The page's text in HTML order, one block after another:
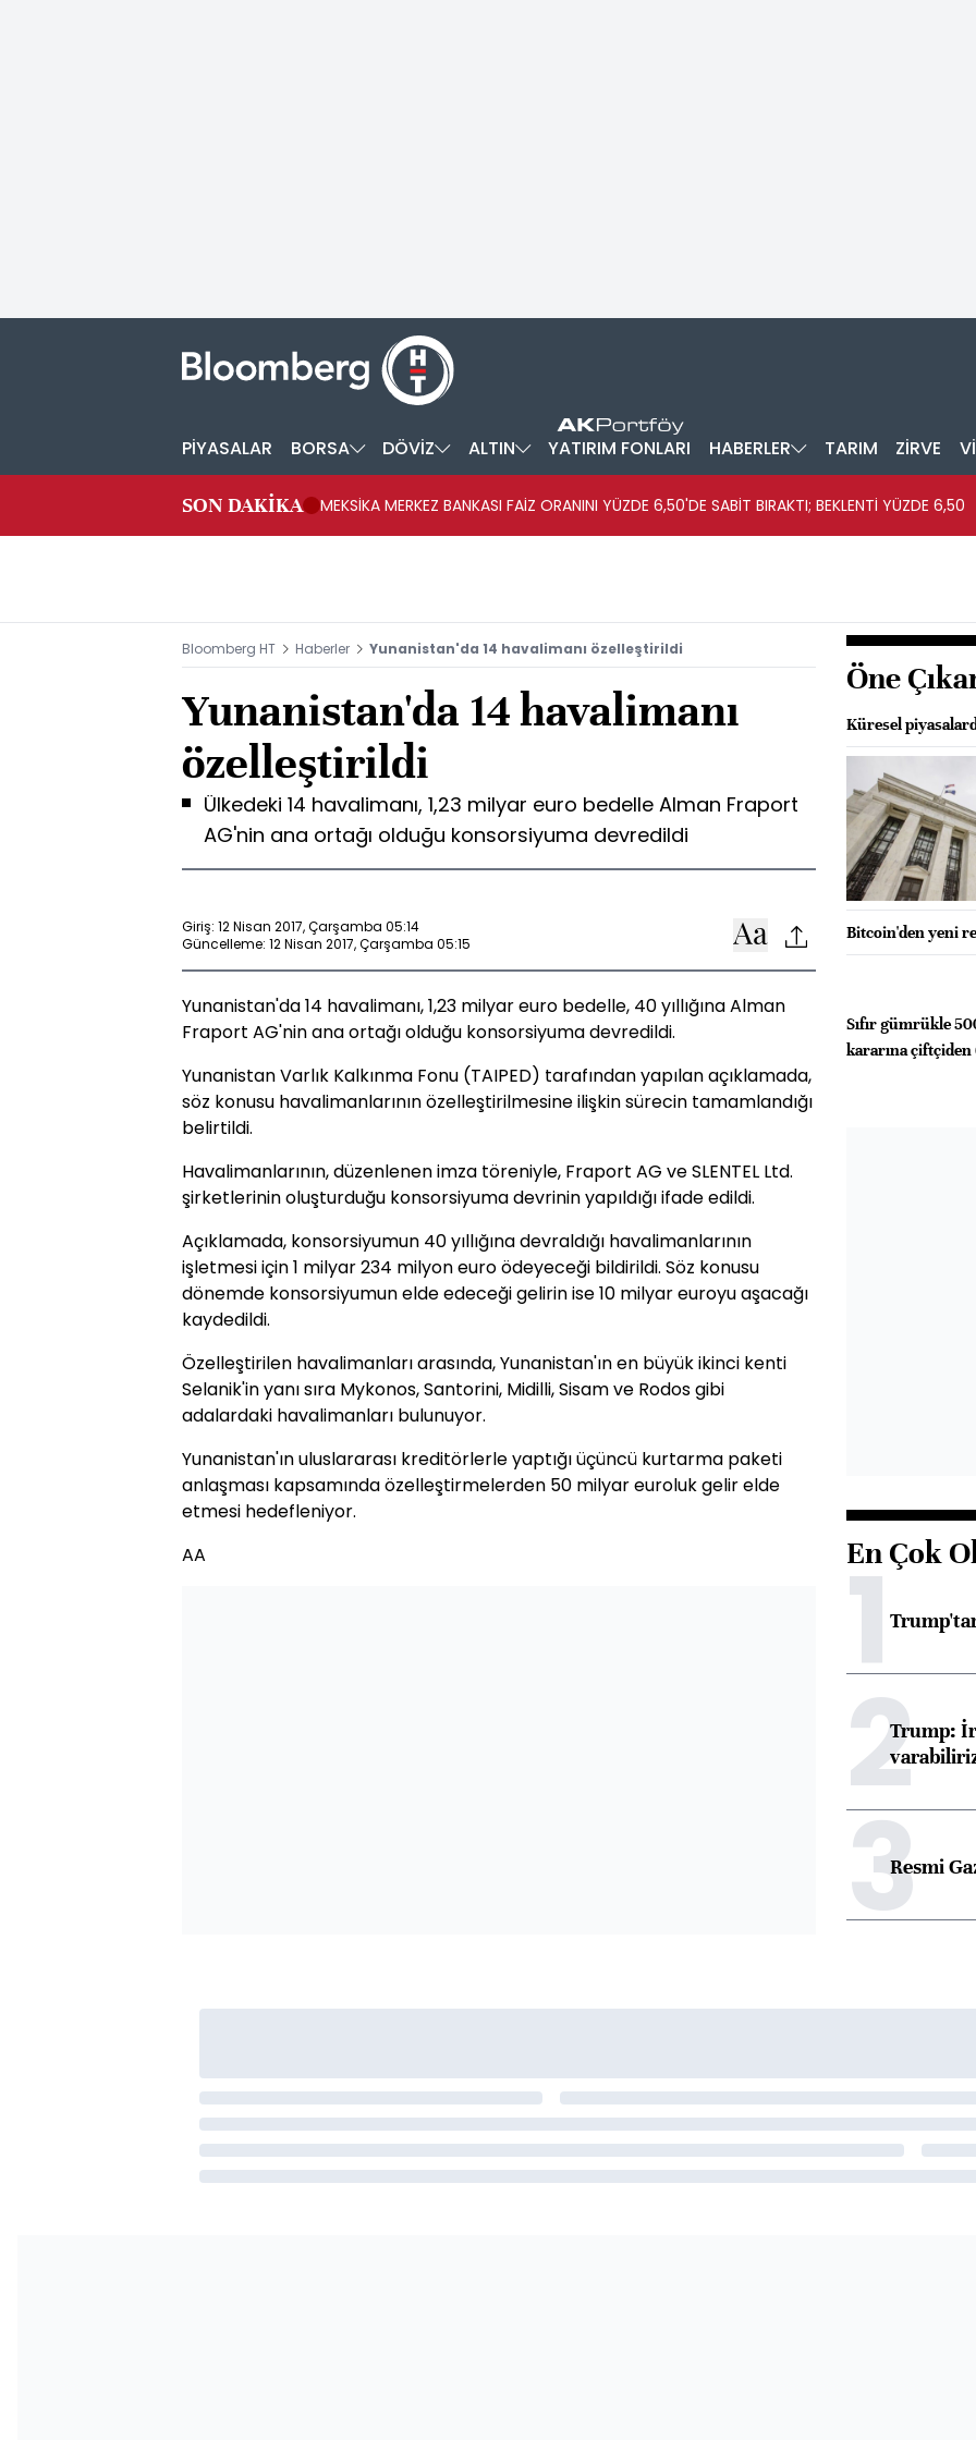
PİYASALAR BORSA DÖVİZ ALTIN YATIRIM FONLARI HABERLER TARIM ZİRVE
SON DAKİKA MEKSİKA MERKEZ BANKASI FAİZ ORANINI YÜZDE 6,50'DE SABİT BIRAKTI; BEKLENTİ YÜZDE 6,50
Bloomberg HT Haberler Yunanistan'da 14 havalimanı özelleştirildi
Yunanistan'da 14 havalimanı
özelleştirildi
Ülkedeki 14 havalimanı, 1,23 milyar euro bedelle Alman Fraport
AG'nin ana ortağı olduğu konsorsiyuma devredildi
Giriş: 12 Nisan 2017, Çarşamba 05:14
Güncelleme: 12 Nisan 2017, Çarşamba 05:15
Yunanistan'da 14 havalimanı, 1,23 milyar euro bedelle, 40 yıllığına Alman
Fraport AG'nin ana ortağı olduğu konsorsiyuma devredildi.
Yunanistan Varlık Kalkınma Fonu (TAIPED) tarafından yapılan açıklamada,
söz konusu havalimanlarının özelleştirilmesine ilişkin sürecin tamamlandığı
belirtildi.
Havalimanlarının, düzenlenen imza töreniyle, Fraport AG ve SLENTEL Ltd.
şirketlerinin oluşturduğu konsorsiyuma devrinin yapıldığı ifade edildi.
Açıklamada, konsorsiyumun 40 yıllığına devraldığı havalimanlarının
işletmesi için 1 milyar 234 milyon euro ödeyeceği bildirildi. Söz konusu
dönemde konsorsiyumun elde edeceği gelirin ise 10 milyar euroyu aşacağı
kaydedildi.
Özelleştirilen havalimanları arasında, Yunanistan'ın en büyük ikinci kenti
Selanik'in yanı sıra Mykonos, Santorini, Midilli, Sisam ve Rodos gibi
adalardaki havalimanları bulunuyor.
Yunanistan'ın uluslararası kreditörlerle yaptığı üçüncü kurtarma paketi
anlaşması kapsamında özelleştirmelerden 50 milyar euroluk gelir elde
etmesi hedefleniyor.
AA
Öne
Küresel
Bitcoin'den yeni
Sıfır gümrükle
kararına
En Çok
1
2Trump:
3Resmi